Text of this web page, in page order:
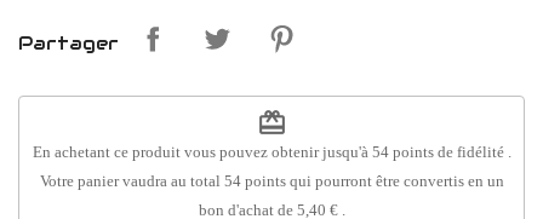
Partager
redeem
En achetant ce produit vous pouvez obtenir jusqu'à 54points de fidélité.
Votre panier vaudra au total 54pointsqui pourront être convertis en un
bon d'achat de 5,40 €.